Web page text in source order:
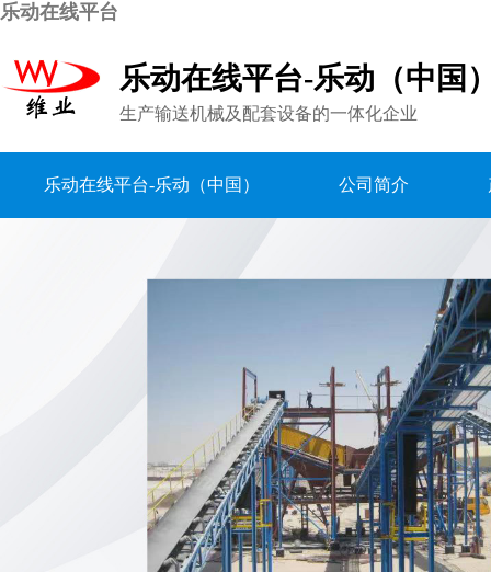
乐动在线平台
乐动在线平台-乐动（中国
生产输送机械及配套设备的一体化企业
乐动在线平台-乐动（中国） 公司简介